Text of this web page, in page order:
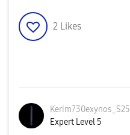
2 Likes
Kerim730exynos_
Expert Level 5